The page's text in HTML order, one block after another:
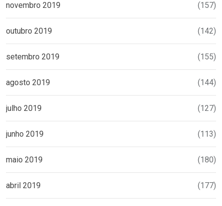
novembro 2019 (157)
outubro 2019 (142)
setembro 2019 (155)
agosto 2019 (144)
julho 2019 (127)
junho 2019 (113)
maio 2019 (180)
abril 2019 (177)